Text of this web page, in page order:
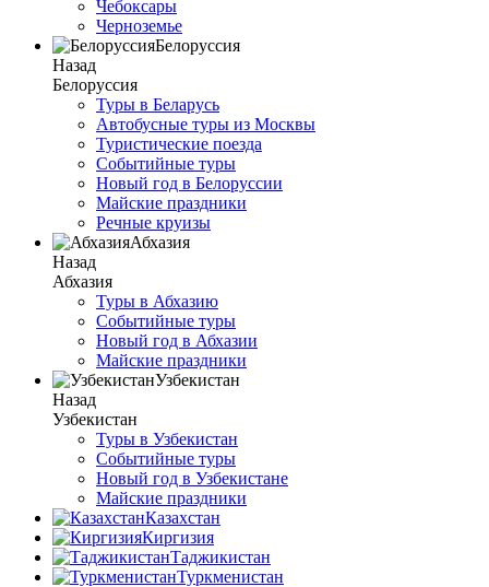
Чебоксары
Черноземье
Белоруссия
Назад
Белоруссия
Туры в Беларусь
Автобусные туры из Москвы
Туристические поезда
Событийные туры
Новый год в Белоруссии
Майские праздники
Речные круизы
Абхазия
Назад
Абхазия
Туры в Абхазию
Событийные туры
Новый год в Абхазии
Майские праздники
Узбекистан
Назад
Узбекистан
Туры в Узбекистан
Событийные туры
Новый год в Узбекистане
Майские праздники
Казахстан
Киргизия
Таджикистан
Туркменистан